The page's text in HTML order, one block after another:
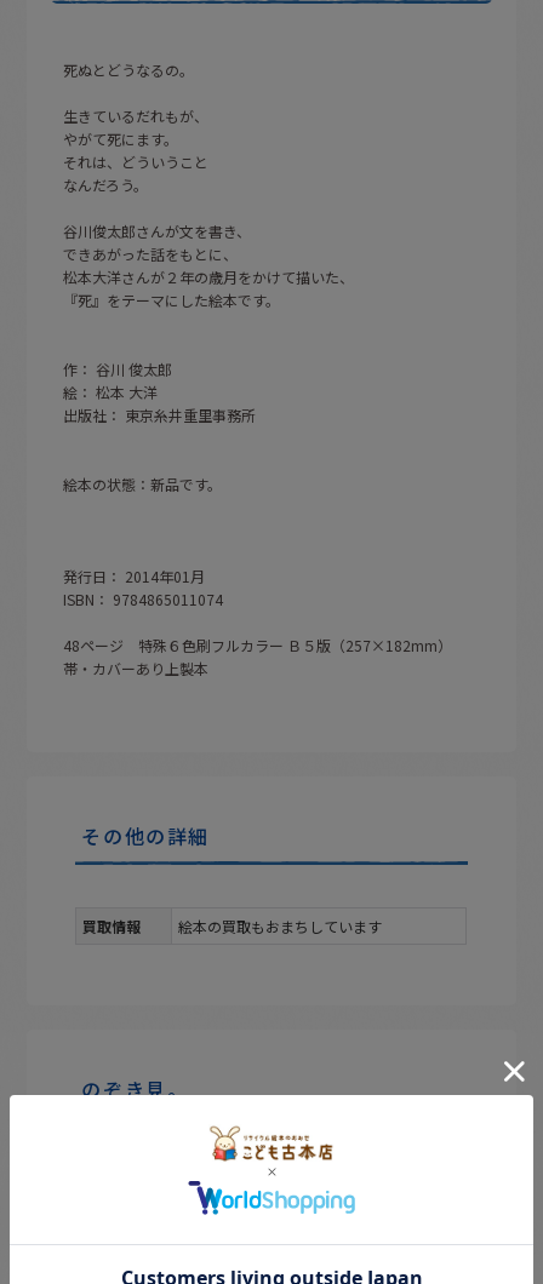
死ぬとどうなるの。
生きているだれもが、
やがて死にます。
それは、どういうこと
なんだろう。
谷川俊太郎さんが文を書き、
できあがった話をもとに、
松本大洋さんが２年の歳月をかけて描いた、
『死』をテーマにした絵本です。
作： 谷川 俊太郎
絵： 松本 大洋
出版社： 東京糸井重里事務所
絵本の状態：新品です。
発行日： 2014年01月
ISBN： 9784865011074
48ページ 特殊６色刷フルカラー Ｂ５版（257×182mm）
帯・カバーあり上製本
その他の詳細
買取情報 絵本の買取もおまちしています
のぞき見。